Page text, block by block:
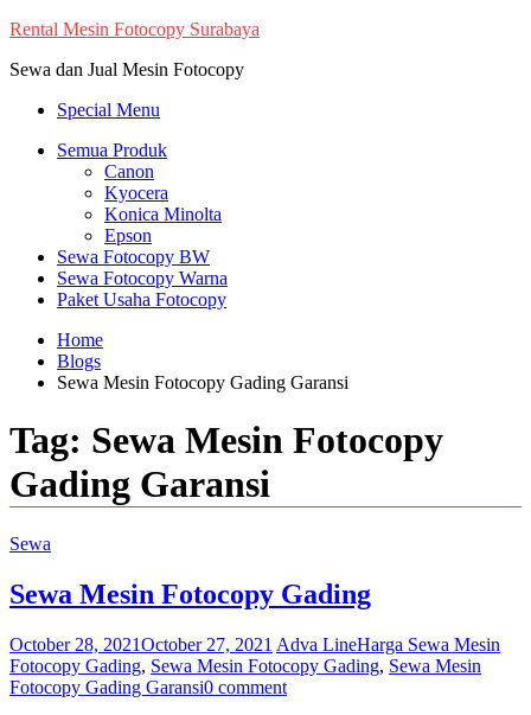
Skip
content
Rental Mesin Fotocopy Surabaya
Sewa dan Jual Mesin Fotocopy
Special Menu
Semua Produk
Canon
Kyocera
Konica Minolta
Epson
Sewa Fotocopy BW
Sewa Fotocopy Warna
Paket Usaha Fotocopy
Home
Blogs
Sewa Mesin Fotocopy Gading Garansi
Tag: Sewa Mesin Fotocopy
Gading Garansi
Sewa
Sewa Mesin Fotocopy Gading
October 28, 2021October 27, 2021 Adva LineHarga Sewa Mesin
Fotocopy Gading, Sewa Mesin Fotocopy Gading, Sewa Mesin
Fotocopy Gading Garansi0 comment